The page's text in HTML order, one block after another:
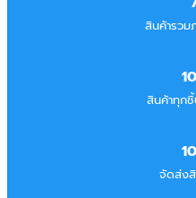
สินค้ารวม
สินค้าทุก
จัดส่ง